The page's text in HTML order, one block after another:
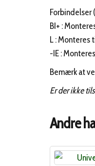
Forbindelser
BI+ :
L : Monteres
-IE :
Bemærk at
Er der ikke
Andre